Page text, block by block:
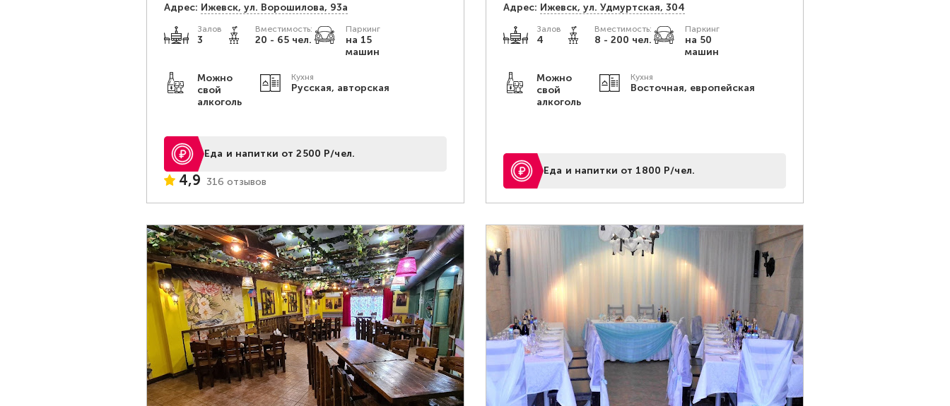
Адрес: Ижевск, ул. Ворошилова, 93а
Залов
3
Вместимость:
20 - 65 чел.
Паркинг
на 15
машин
Можно
свой
алкоголь
Кухня
Русская, авторская
Еда и напитки от 2500 Р/чел.
4,9 316 отзывов
Адрес: Ижевск, ул. Удмуртская, 304
Залов
4
Вместимость:
8 - 200 чел.
Паркинг
на 50
машин
Можно
свой
алкоголь
Кухня
Восточная, европейская
Еда и напитки от 1800 Р/чел.